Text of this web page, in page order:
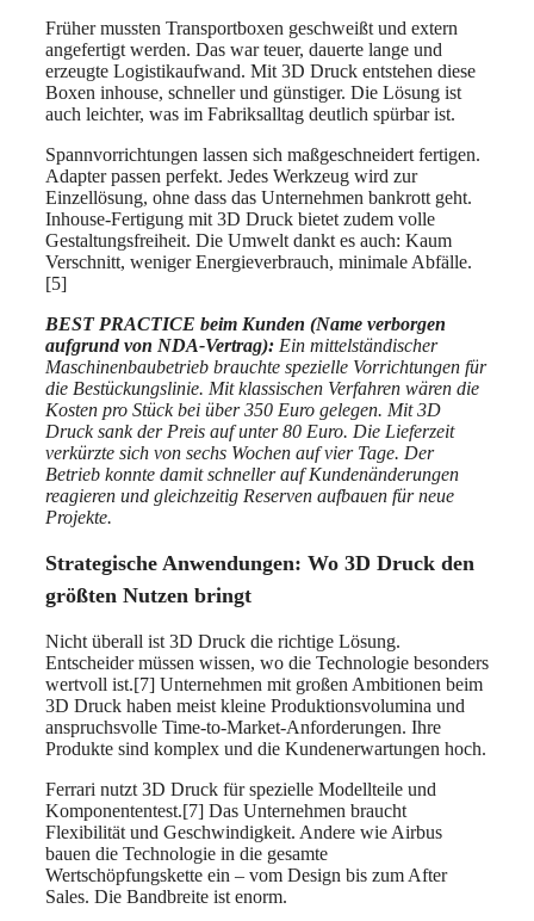
Früher mussten Transportboxen geschweißt und extern
angefertigt werden. Das war teuer, dauerte lange und
erzeugte Logistikaufwand. Mit 3D Druck entstehen diese
Boxen inhouse, schneller und günstiger. Die Lösung ist
auch leichter, was im Fabriksalltag deutlich spürbar ist.
Spannvorrichtungen lassen sich maßgeschneidert fertigen.
Adapter passen perfekt. Jedes Werkzeug wird zur
Einzellösung, ohne dass das Unternehmen bankrott geht.
Inhouse-Fertigung mit 3D Druck bietet zudem volle
Gestaltungsfreiheit. Die Umwelt dankt es auch: Kaum
Verschnitt, weniger Energieverbrauch, minimale Abfälle.
[5]
BEST PRACTICE beim Kunden (Name verborgen
aufgrund von NDA-Vertrag): Ein mittelständischer
Maschinenbaubetrieb brauchte spezielle Vorrichtungen für
die Bestückungslinie. Mit klassischen Verfahren wären die
Kosten pro Stück bei über 350 Euro gelegen. Mit 3D
Druck sank der Preis auf unter 80 Euro. Die Lieferzeit
verkürzte sich von sechs Wochen auf vier Tage. Der
Betrieb konnte damit schneller auf Kundenänderungen
reagieren und gleichzeitig Reserven aufbauen für neue
Projekte.
Strategische Anwendungen: Wo 3D Druck den
größten Nutzen bringt
Nicht überall ist 3D Druck die richtige Lösung.
Entscheider müssen wissen, wo die Technologie besonders
wertvoll ist.[7] Unternehmen mit großen Ambitionen beim
3D Druck haben meist kleine Produktionsvolumina und
anspruchsvolle Time-to-Market-Anforderungen. Ihre
Produkte sind komplex und die Kundenerwartungen hoch.
Ferrari nutzt 3D Druck für spezielle Modellteile und
Komponententest.[7] Das Unternehmen braucht
Flexibilität und Geschwindigkeit. Andere wie Airbus
bauen die Technologie in die gesamte
Wertschöpfungskette ein – vom Design bis zum After
Sales. Die Bandbreite ist enorm.